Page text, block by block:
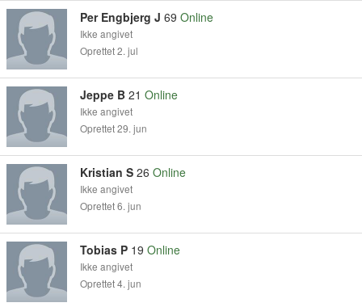
Per Engbjerg J 69 Online
Ikke angivet
Oprettet 2. jul
Jeppe B 21 Online
Ikke angivet
Oprettet 29. jun
Kristian S 26 Online
Ikke angivet
Oprettet 6. jun
Tobias P 19 Online
Ikke angivet
Oprettet 4. jun